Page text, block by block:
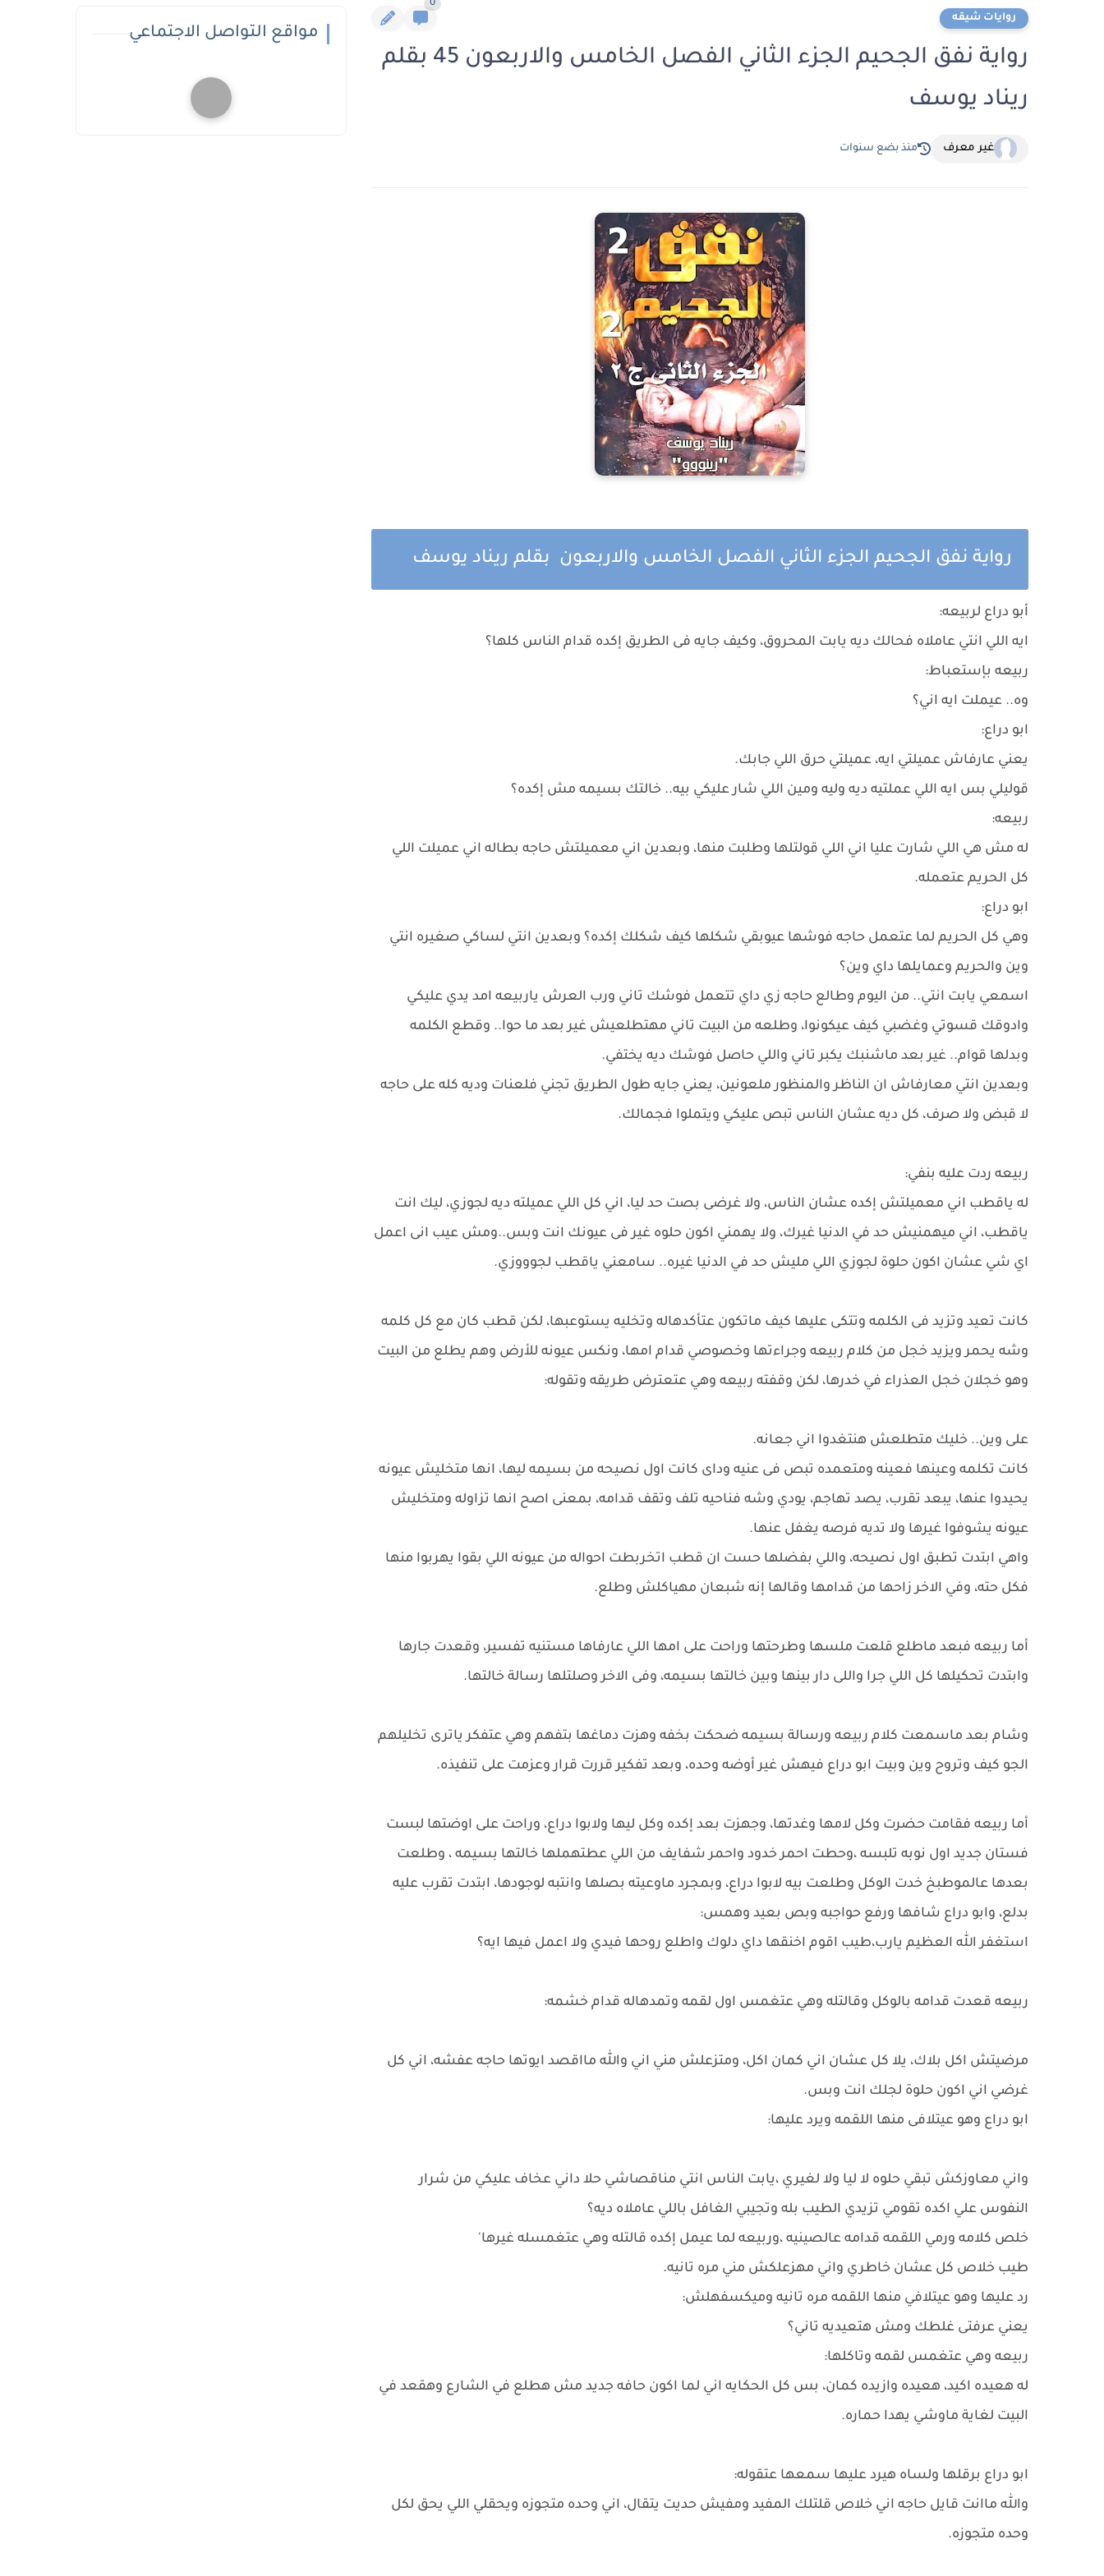
روايات شيقه
0
رواية نفق الجحيم الجزء الثاني الفصل الخامس والاربعون 45 بقلم
ريناد يوسف
غير معرف منذ بضع سنوات
رواية نفق الجحيم الجزء الثاني الفصل الخامس والاربعون بقلم ريناد يوسف
أبو دراع لربيعه:
ايه اللي انتي عاملاه فحالك ديه يابت المحروق، وكيف جايه فى الطريق إكده قدام الناس كلها؟
ربيعه بإستعباط:
وه.. عيملت ايه اني؟
ابو دراع:
يعني عارفاش عميلتي ايه، عميلتي حرق اللي جابك.
قوليلي بس ايه اللي عملتيه ديه وليه ومين اللي شار عليكي بيه.. خالتك بسيمه مش إكده؟
ربيعه:
له مش هي اللي شارت عليا اني اللي قولتلها وطلبت منها، وبعدين اني معميلتش حاجه بطاله اني عميلت اللي
كل الحريم عتعمله.
ابو دراع:
وهي كل الحريم لما عتعمل حاجه فوشها عيوبقي شكلها كيف شكلك إكده؟ وبعدين انتي لساكي صغيره انتي
وين والحريم وعمايلها داي وين؟
اسمعي يابت انتي.. من اليوم وطالع حاجه زي داي تتعمل فوشك تاني ورب العرش ياربيعه امد يدي عليكي
وادوقك قسوتي وغضبي كيف عيكونوا، وطلعه من البيت تاني مهتطلعيش غير بعد ما حوا.. وقطع الكلمه
وبدلها قوام.. غير بعد ماشنبك يكبر تاني واللي حاصل فوشك ديه يختفي.
وبعدين انتي معارفاش ان الناظر والمنظور ملعونين، يعني جايه طول الطريق تجني فلعنات وديه كله على حاجه
لا قبض ولا صرف، كل ديه عشان الناس تبص عليكي ويتملوا فجمالك.
ربيعه ردت عليه بنفي:
له ياقطب اني معميلتش إكده عشان الناس، ولا غرضى بصت حد ليا، اني كل اللي عميلته ديه لجوزي، ليك انت
ياقطب، اني ميهمنيش حد في الدنيا غيرك، ولا يهمني اكون حلوه غير فى عيونك انت وبس..ومش عيب انى اعمل
اي شي عشان اكون حلوة لجوزي اللي مليش حد في الدنيا غيره.. سامعني ياقطب لجوووزي.
كانت تعيد وتزيد فى الكلمه وتتكى عليها كيف ماتكون عتأكدهاله وتخليه يستوعبها، لكن قطب كان مع كل كلمه
وشه يحمر ويزيد خجل من كلام ربيعه وجراءتها وخصوصي قدام امها، ونكس عيونه للأرض وهم يطلع من البيت
وهو خجلان خجل العذراء في خدرها، لكن وقفته ربيعه وهي عتعترض طريقه وتقوله:
على وين.. خليك متطلعش هنتغدوا اني جعانه.
كانت تكلمه وعينها فعينه ومتعمده تبص فى عنيه وداى كانت اول نصيحه من بسيمه ليها، انها متخليش عيونه
يحيدوا عنها، يبعد تقرب، يصد تهاجم، يودي وشه فناحيه تلف وتقف قدامه، بمعنى اصح انها تزاوله ومتخليش
عيونه يشوفوا غيرها ولا تديه فرصه يغفل عنها.
واهي ابتدت تطبق اول نصيحه، واللي بفضلها حست ان قطب اتخربطت احواله من عيونه اللي بقوا يهربوا منها
فكل حته، وفي الاخر زاحها من قدامها وقالها إنه شبعان مهياكلش وطلع.
أما ربيعه فبعد ماطلع قلعت ملسها وطرحتها وراحت على امها اللي عارفاها مستنيه تفسير، وقعدت جارها
وابتدت تحكيلها كل اللي جرا واللى دار بينها وبين خالتها بسيمه، وفى الاخر وصلتلها رسالة خالتها.
وشام بعد ماسمعت كلام ربيعه ورسالة بسيمه ضحكت بخفه وهزت دماغها بتفهم وهي عتفكر ياترى تخليلهم
الجو كيف وتروح وين وبيت ابو دراع فيهش غير أوضه وحده، وبعد تفكير قررت قرار وعزمت على تنفيذه.
أما ربيعه فقامت حضرت وكل لامها وغدتها، وجهزت بعد إكده وكل ليها ولابوا دراع، وراحت على اوضتها لبست
فستان جديد اول نوبه تلبسه ،وحطت احمر خدود واحمر شفايف من اللي عطتهملها خالتها بسيمه ، وطلعت
بعدها عالموطبخ خدت الوكل وطلعت بيه لابوا دراع، وبمجرد ماوعيته بصلها وانتبه لوجودها، ابتدت تقرب عليه
بدلع، وابو دراع شافها ورفع حواجبه وبص بعيد وهمس:
استغفر الله العظيم يارب،طيب اقوم اخنقها داي دلوك واطلع روحها فيدي ولا اعمل فيها ايه؟
ربيعه قعدت قدامه بالوكل وقالتله وهي عتغمس اول لقمه وتمدهاله قدام خشمه:
مرضيتش اكل بلاك، يلا كل عشان اني كمان اكل، ومتزعلش مني اني والله مااقصد ايوتها حاجه عفشه، اني كل
غرضي اني اكون حلوة لجلك انت وبس.
ابو دراع وهو عيتلافى منها اللقمه ويرد عليها:
واني معاوزكش تبقي حلوه لا ليا ولا لغيري ،يابت الناس انتي مناقصاشي حلا داني عخاف عليكي من شرار
النفوس علي اكده تقومي تزيدي الطيب بله وتجيبي الغافل باللي عاملاه ديه؟
خلص كلامه ورمي اللقمه قدامه عالصينيه ،وربيعه لما عيمل إكده قالتله وهي عتغمسله غيرها'
طيب خلاص كل عشان خاطري واني مهزعلكش مني مره تانيه.
رد عليها وهو عيتلافي منها اللقمه مره تانيه وميكسفهلش:
يعني عرفتى غلطك ومش هتعيديه تاني؟
ربيعه وهي عتغمس لقمه وتاكلها:
له هعيده اكيد، هعيده وازيده كمان، بس كل الحكايه اني لما اكون حافه جديد مش هطلع في الشارع وهقعد في
البيت لغاية ماوشي يهدا حماره.
ابو دراع برقلها ولساه هيرد عليها سمعها عتقوله:
والله ماانت قايل حاجه اني خلاص قلتلك المفيد ومفيش حديت يتقال، اني وحده متجوزه ويحقلي اللي يحق لكل
وحده متجوزه.
مواقع التواصل الاجتماعي